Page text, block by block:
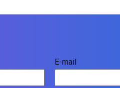
E-mail